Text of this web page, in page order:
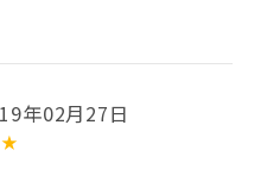
年02月27日